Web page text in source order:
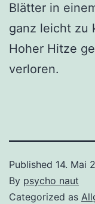
Blätter in
ganz leicht zu
Hoher Hitze
verloren.
Published 14. Mai
By psycho naut
Categorized as